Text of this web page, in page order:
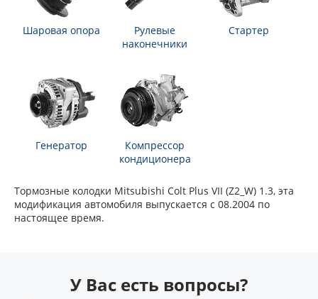
Шаровая опора
Рулевые
наконечники
Стартер
Генератор
Компрессор
кондиционера
Тормозные колодки Mitsubishi Colt Plus VII (Z2_W) 1.3, эта
модификация автомобиля выпускается с 08.2004 по
настоящее время.
У Вас есть вопросы?